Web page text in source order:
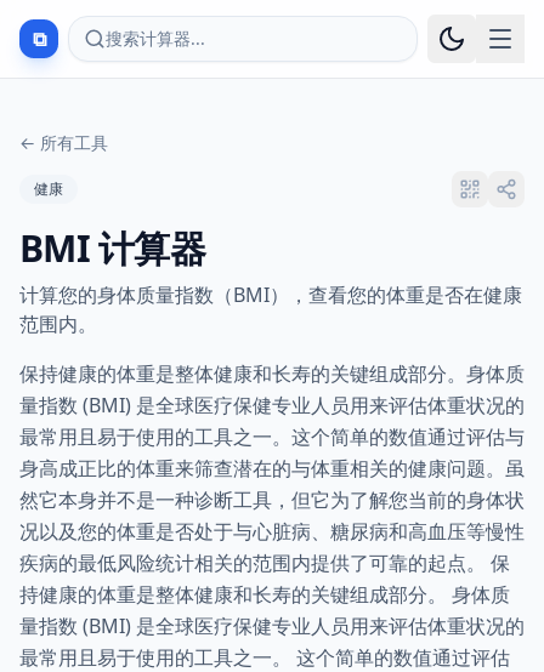
⧉ 搜索计算器...
← 所有工具
健康
BMI 计算器
计算您的身体质量指数（BMI），查看您的体重是否在健康
范围内。
保持健康的体重是整体健康和长寿的关键组成部分。身体质
量指数 (BMI) 是全球医疗保健专业人员用来评估体重状况的
最常用且易于使用的工具之一。这个简单的数值通过评估与
身高成正比的体重来筛查潜在的与体重相关的健康问题。虽
然它本身并不是一种诊断工具，但它为了解您当前的身体状
况以及您的体重是否处于与心脏病、糖尿病和高血压等慢性
疾病的最低风险统计相关的范围内提供了可靠的起点。 保
持健康的体重是整体健康和长寿的关键组成部分。 身体质
量指数 (BMI) 是全球医疗保健专业人员用来评估体重状况的
最常用且易于使用的工具之一。 这个简单的数值通过评估